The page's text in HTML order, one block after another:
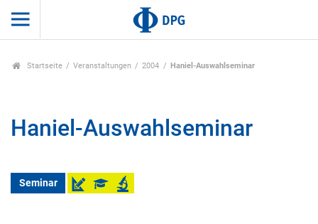
Startseite Veranstaltungen 2004 Haniel-Auswahlseminar
Haniel-Auswahlseminar
Seminar